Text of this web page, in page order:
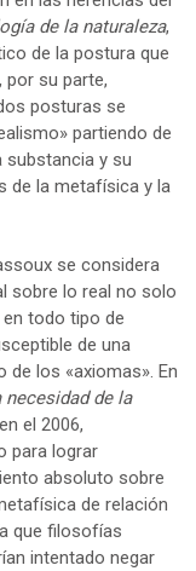
de la naturaleza,
de la postura que
por su parte,
posturas se
partiendo de
substancia y su
de la metafísica y la
se considera
sobre lo real no solo
todo tipo de
de una
los «axiomas». En
necesidad de la
el 2006,
para lograr
absoluto sobre
de relación
que filosofías
intentado negar